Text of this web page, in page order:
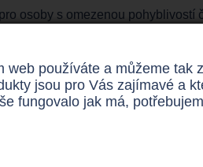
osoby s omezenou pohyblivostí
společnost si vyberete.
na
žádosti, Kontaktovat nás
používáte a můžeme tak
jsou pro Vás zajímavé a
fungovalo jak má,